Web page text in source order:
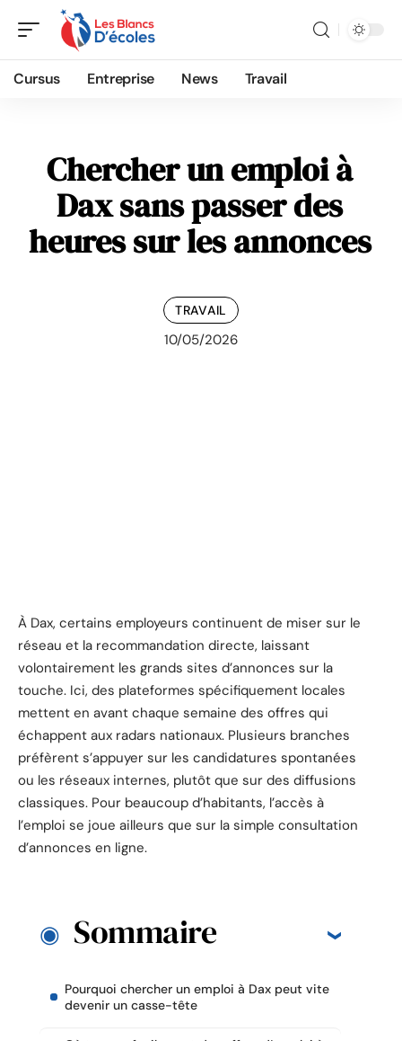
Cursus Entreprise News Travail
Chercher un emploi à
Dax sans passer des
heures sur les annonces
TRAVAIL
10/05/2026
À Dax, certains employeurs continuent de miser sur le
réseau et la recommandation directe, laissant
volontairement les grands sites d’annonces sur la
touche. Ici, des plateformes spécifiquement locales
mettent en avant chaque semaine des offres qui
échappent aux radars nationaux. Plusieurs branches
préfèrent s’appuyer sur les candidatures spontanées
ou les réseaux internes, plutôt que sur des diffusions
classiques. Pour beaucoup d’habitants, l’accès à
l’emploi se joue ailleurs que sur la simple consultation
d’annonces en ligne.
Sommaire
Pourquoi chercher un emploi à Dax peut vite
devenir un casse-tête